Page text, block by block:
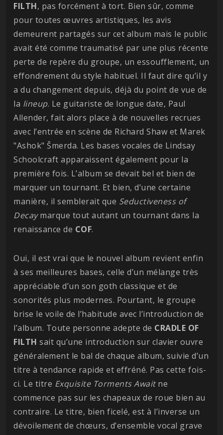
FILTH, pas forcément à tort. Bien sûr, comme
pour toutes œuvres artistiques, les avis
demeurent partagés sur cet album mais le public
avait été comme traumatisé par une plus récente
perte de repère du groupe, un essoufflement, un
effondrement du style habituel. Il faut dire qu’il y
a du changement depuis, déjà du point de vue de
la lineup. Le guitariste de longue date, Paul
Allender, fait alors place à de nouvelles recrues
avec l’entrée en scène de Richard Shaw et Marek
"Ashok" Šmerda. Les bases vocales de Lindsay
Schoolcraft apparaissent également pour la
première fois. L’album se devait bel et bien de
marquer un tournant. Et bien, d’une certaine
manière, il semblerait que Seductiveness of
Decaymarque tout autant un tournant dans la
renaissance de COF.
Oui, il est vrai que le nouvel album revient enfin
à ses meilleures bases, celle d’un mélange très
appréciable d’un son goth classique et de
sonorités plus modernes. Pourtant, le groupe
brise le voile de l’habitude avec l’introduction de
l’album. Toute personne adepte de CRADLE OF
FILTH sait qu’une introduction sur clavier ouvre
généralement le bal de chaque album, suivie d’un
titre à tendance rapide et effréné. Pas cette fois-
ci. Le titre Exquisite Torments Awaitne
commence pas sur les chapeaux de roue bien au
contraire. Le titre, bien ficelé, est à l’inverse un
dévoilement de chœurs, d’ensemble vocal grave